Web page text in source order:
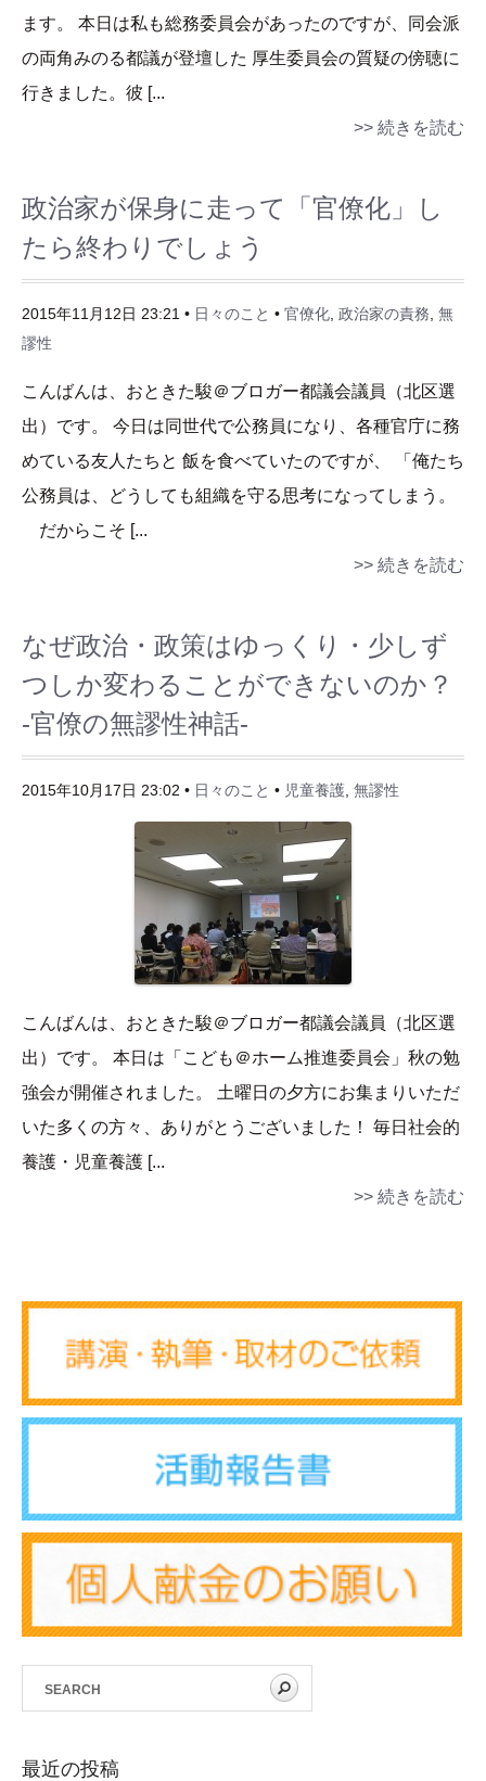
ます。 本日は私も総務委員会があったのですが、同会派
の両角みのる都議が登壇した 厚生委員会の質疑の傍聴に
行きました。彼 [...
>> 続きを読む
政治家が保身に走って「官僚化」し
たら終わりでしょう
2015年11月12日 23:21 • 日々のこと • 官僚化, 政治家の責務, 無
謬性
こんばんは、おときた駿＠ブロガー都議会議員（北区選
出）です。 今日は同世代で公務員になり、各種官庁に務
めている友人たちと 飯を食べていたのですが、 「俺たち
公務員は、どうしても組織を守る思考になってしまう。
だからこそ [...
>> 続きを読む
なぜ政治・政策はゆっくり・少しず
つしか変わることができないのか？
-官僚の無謬性神話-
2015年10月17日 23:02 • 日々のこと • 児童養護, 無謬性
こんばんは、おときた駿＠ブロガー都議会議員（北区選
出）です。 本日は「こども＠ホーム推進委員会」秋の勉
強会が開催されました。 土曜日の夕方にお集まりいただ
いた多くの方々、ありがとうございました！ 毎日社会的
養護・児童養護 [...
>> 続きを読む
最近の投稿